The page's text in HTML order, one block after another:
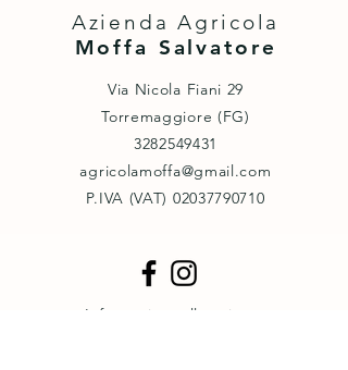
Azienda Agricola
Moffa Salvatore
Via Nicola Fiani 29
Torremaggiore (FG)
3282549431
agricolamoffa@gmail.com
P.IVA (VAT) ‭02037790710‬
Informativa sulla privacy